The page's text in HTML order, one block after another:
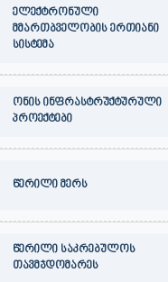
ელექტრონული
მმართბველობის ერთიანი
სისტემა
ონის ინფრასტრუქტურული
პროექტები
წერილი მერს
წერილი საკრებულოს
თავმჯდომარეს